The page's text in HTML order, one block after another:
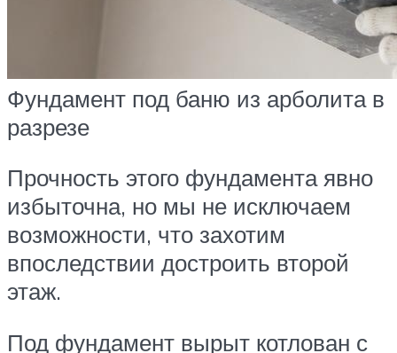
Фундамент под баню из арболита в
разрезе
Прочность этого фундамента явно
избыточна, но мы не исключаем
возможности, что захотим
впоследствии достроить второй
этаж.
Под фундамент вырыт котлован с